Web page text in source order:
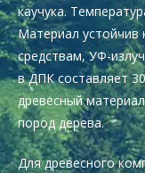
каучука.
Материал
средствам, УФ-
в ДПК составляет
древесный
пород дерева.
Для древесного